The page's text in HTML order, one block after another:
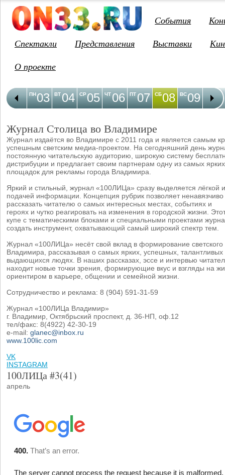
События
Спектакли
Представления Выставки
О проекте
03
ПН 04
ВТ 05
СР 06
ЧТ 07
ПТ 08
СБ 09
ВС 10
ПН
Журнал Столица во Владимире
Журнал издаётся во Владимире с 2011 года и является самым
успешным светским медиа-проектом. На сегодняшний день
постоянную читательскую аудиторию, широкую систему
дистрибуции и предлагает своим партнерам одну из самых
площадок для рекламы города Владимира.
Яркий и стильный, журнал «100ЛИЦа» сразу выделяется лёгкой
подачей информации. Концепция рубрик позволяет ненавязчиво
рассказать читателю о самых интересных местах, событиях и
героях и чутко реагировать на изменения в городской жизни.
купе с тематическими блоками и специальными проектами
создать инструмент, охватывающий самый широкий спектр тем.
Журнал «100ЛИЦа» несёт свой вклад в формирование
Владимира, рассказывая о самых ярких, успешных, талантливых
выдающихся людях. В наших рассказах, эссе и интервью
находит новые точки зрения, формирующие вкус и взгляды на
ориентиром в карьере, общении и семейной жизни.
Сотрудничество и реклама: 8 (904) 591-31-59
Журнал «100ЛИЦа Владимир»
г. Владимир, Октябрьский проспект, д. 36-НП, оф.12
тел/факс: 8(4922) 42-30-19
e-mail: glanec@inbox.ru
www.100lic.com
VK
INSTAGRAM
100ЛИЦа #3(41)
апрель